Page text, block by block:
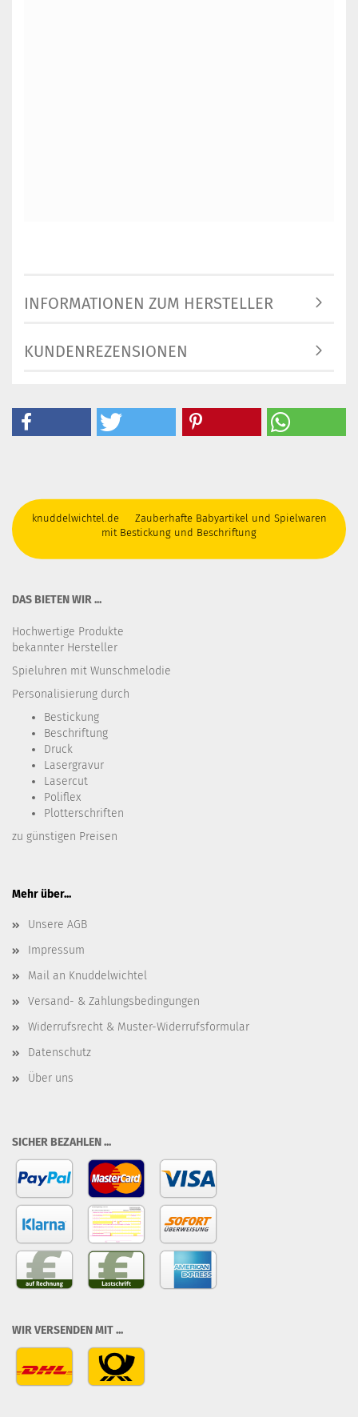
INFORMATIONEN ZUM HERSTELLER
KUNDENREZENSIONEN
knuddelwichtel.de Zauberhafte Babyartikel und Spielwaren
mit Bestickung und Beschriftung
DAS BIETEN WIR ...
Hochwertige Produkte
bekannter Hersteller
Spieluhren mit Wunschmelodie
Personalisierung durch
Bestickung​
Beschriftung
Druck
Lasergravur
Lasercut
Poliflex
Plotterschriften
zu günstigen Preisen
Mehr über...
Unsere AGB
Impressum
Mail an Knuddelwichtel
Versand- & Zahlungsbedingungen
Widerrufsrecht & Muster-Widerrufsformular
Datenschutz
Über uns
SICHER BEZAHLEN ...
WIR VERSENDEN MIT ...